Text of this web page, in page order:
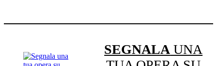
SEGNALA UNA